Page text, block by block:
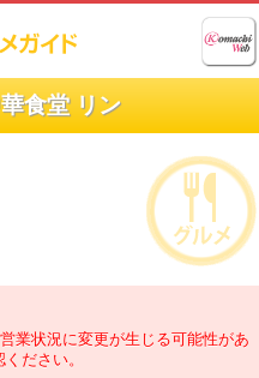
食堂 リン
業状況に変更が生じる可能性があ
ださい。